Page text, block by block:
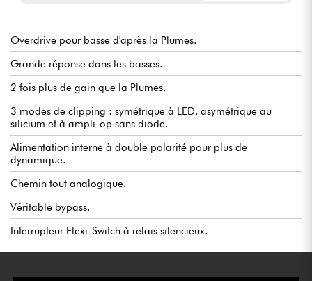
Overdrive pour basse d'après la Plumes.
Grande réponse dans les basses.
2 fois plus de gain que la Plumes.
3 modes de clipping : symétrique à LED, asymétrique au
silicium et à ampli-op sans diode.
Alimentation interne à double polarité pour plus de
dynamique.
Chemin tout analogique.
Véritable bypass.
Interrupteur Flexi-Switch à relais silencieux.